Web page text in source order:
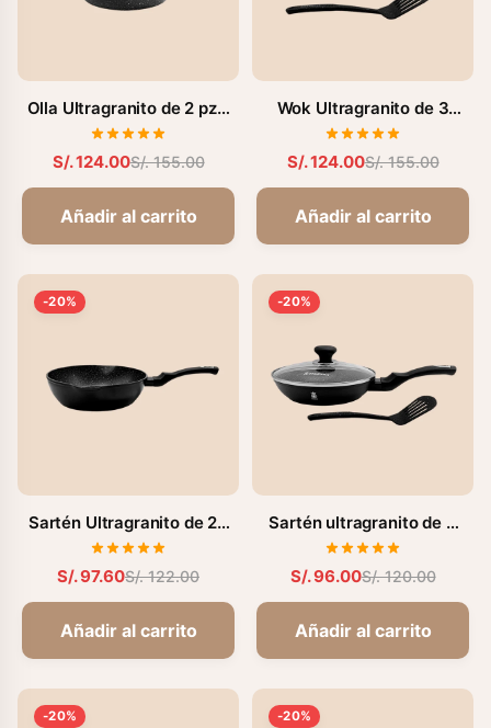
Olla Ultragranito de 2 pzs.
(FZ-C526TM)
S/. 124.00S/. 155.00
Añadir al carrito
Wok Ultragranito de 3
Pzas - 28 cm (FZ-
M128GT)
S/. 124.00S/. 155.00
Añadir al carrito
-20%
Sartén Ultragranito de 28
cm (FZ-M337ST)
S/. 97.60S/. 122.00
Añadir al carrito
-20%
Sartén ultragranito de 3
Pzas - 24 cm (FZ-G189H)
S/. 96.00S/. 120.00
Añadir al carrito
-20% -20%